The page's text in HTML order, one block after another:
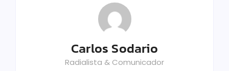
Carlos Sodario
Radialista & Comunicador